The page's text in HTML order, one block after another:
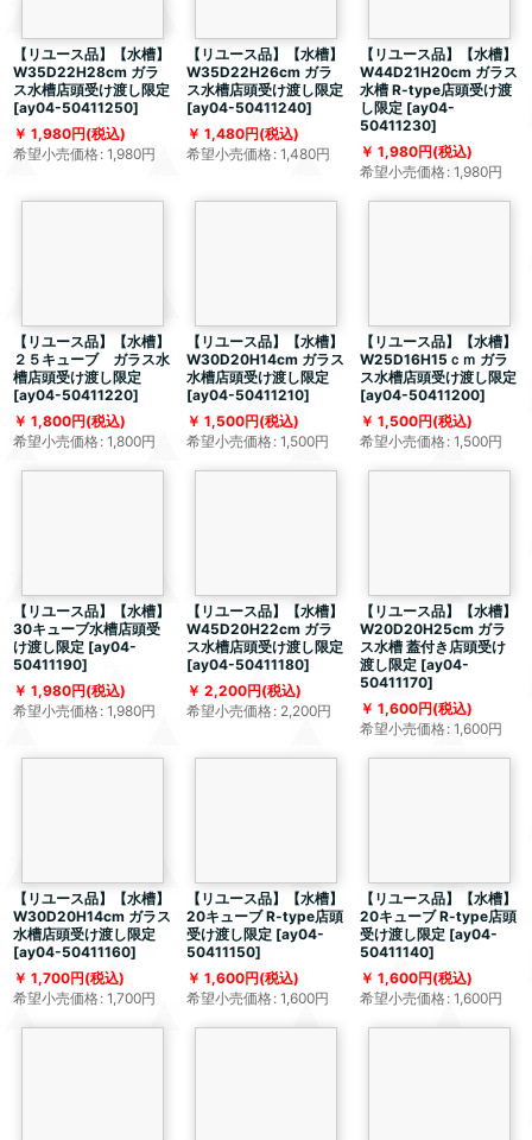
【リユース品】【水槽】
W35D22H28cm ガラ
ス水槽店頭受け渡し限定
[ay04-50411250]
1,980円(税込)
希望小売価格: 1,980円
【リユース品】【水槽】
W35D22H26cm ガラ
ス水槽店頭受け渡し限定
[ay04-50411240]
1,480円(税込)
希望小売価格: 1,480円
【リユース品】【水槽】
W44D21H20cm ガラス
水槽 R-type店頭受け渡
し限定 [ay04-
50411230]
1,980円(税込)
希望小売価格: 1,980円
【リユース品】【水槽】
２５キューブ ガラス水
槽店頭受け渡し限定
[ay04-50411220]
1,800円(税込)
希望小売価格: 1,800円
【リユース品】【水槽】
W30D20H14cm ガラス
水槽店頭受け渡し限定
[ay04-50411210]
1,500円(税込)
希望小売価格: 1,500円
【リユース品】【水槽】
W25D16H15ｃｍ ガラ
ス水槽店頭受け渡し限定
[ay04-50411200]
1,500円(税込)
希望小売価格: 1,500円
【リユース品】【水槽】
30キューブ水槽店頭受
け渡し限定 [ay04-
50411190]
1,980円(税込)
希望小売価格: 1,980円
【リユース品】【水槽】
W45D20H22cm ガラ
ス水槽店頭受け渡し限定
[ay04-50411180]
2,200円(税込)
希望小売価格: 2,200円
【リユース品】【水槽】
W20D20H25cm ガラ
ス水槽 蓋付き店頭受け
渡し限定 [ay04-
50411170]
1,600円(税込)
希望小売価格: 1,600円
【リユース品】【水槽】
W30D20H14cm ガラス
水槽店頭受け渡し限定
[ay04-50411160]
1,700円(税込)
希望小売価格: 1,700円
【リユース品】【水槽】
20キューブ R-type店頭
受け渡し限定 [ay04-
50411150]
1,600円(税込)
希望小売価格: 1,600円
【リユース品】【水槽】
20キューブ R-type店頭
受け渡し限定 [ay04-
50411140]
1,600円(税込)
希望小売価格: 1,600円